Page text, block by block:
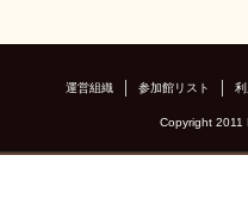
運営組織 参加館リスト
Copyright 2011